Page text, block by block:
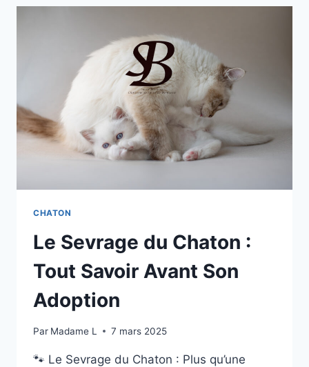
CHATON
Le Sevrage du Chaton :
Tout Savoir Avant Son
Adoption
Par Madame L 7 mars 2025
🐾 Le Sevrage du Chaton : Plus qu’une